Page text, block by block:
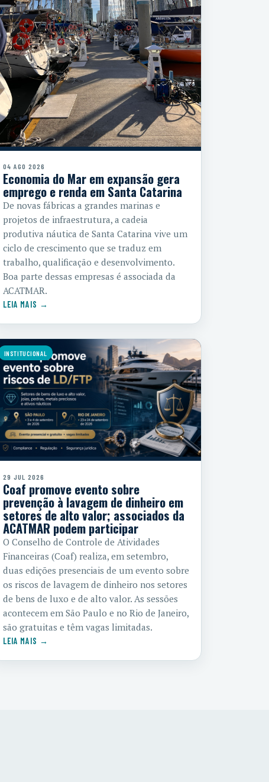
04 AGO 2026
Economia do Mar em expansão gera
emprego e renda em Santa Catarina
De novas fábricas a grandes marinas e
projetos de infraestrutura, a cadeia
produtiva náutica de Santa Catarina vive um
ciclo de crescimento que se traduz em
trabalho, qualificação e desenvolvimento.
Boa parte dessas empresas é associada da
ACATMAR.
LEIA MAIS →
INSTITUCIONAL
29 JUL 2026
Coaf promove evento sobre
prevenção à lavagem de dinheiro em
setores de alto valor; associados da
ACATMAR podem participar
O Conselho de Controle de Atividades
Financeiras (Coaf) realiza, em setembro,
duas edições presenciais de um evento sobre
os riscos de lavagem de dinheiro nos setores
de bens de luxo e de alto valor. As sessões
acontecem em São Paulo e no Rio de Janeiro,
são gratuitas e têm vagas limitadas.
LEIA MAIS →